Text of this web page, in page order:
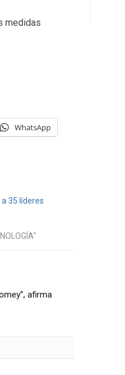
medidas
WhatsApp
a 35 líderes
afirma